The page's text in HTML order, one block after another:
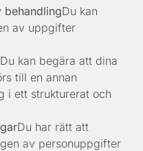
behandlingDu kan
av uppgifter
Du kan begära att dina
till en annan
i ett strukturerat och
Du har rätt att
av personuppgifter